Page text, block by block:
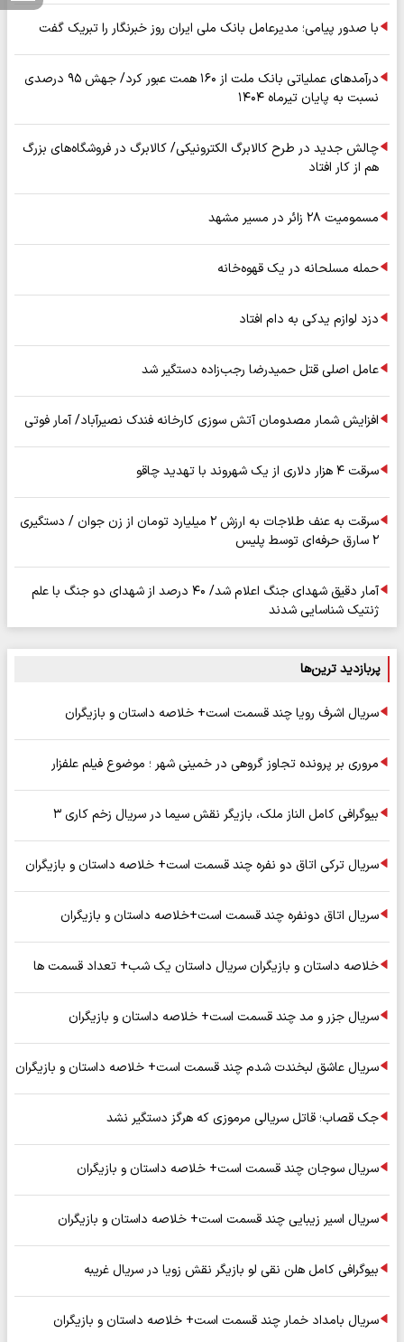
با صدور پیامی؛ مدیرعامل بانک ملی ایران روز خبرنگار را تبریک گفت
درآمدهای عملیاتی بانک ملت از ۱۶۰ همت عبور کرد/ جهش ۹۵ درصدی
نسبت به پایان تیرماه ۱۴۰۴
چالش جدید در طرح کالابرگ الکترونیکی/ کالابرگ در فروشگاه‌های بزرگ
هم از کار افتاد
مسمومیت ۲۸ زائر در مسیر مشهد
حمله مسلحانه در یک قهوه‌خانه
دزد لوازم یدکی به دام افتاد
عامل اصلی قتل حمیدرضا رجب‌زاده دستگیر شد
افزایش شمار مصدومان آتش سوزی کارخانه فندک نصیرآباد/ آمار فوتی
سرقت ۴ هزار دلاری از یک شهروند با تهدید چاقو
سرقت به عنف طلاجات به ارزش ۲ میلیارد تومان از زن جوان / دستگیری
۲ سارق حرفه‌ای توسط پلیس
آمار دقیق شهدای جنگ اعلام شد/ ۴۰ درصد از شهدای دو جنگ با علم
ژنتیک شناسایی شدند
پربازدید ترین‌ها
سریال اشرف رویا چند قسمت است+ خلاصه داستان و بازیگران
مروری بر پرونده تجاوز گروهی در خمینی شهر ؛ موضوع فیلم علفزار
بیوگرافی کامل الناز ملک، بازیگر نقش سیما در سریال زخم کاری ۳
سریال ترکی اتاق دو نفره چند قسمت است+ خلاصه داستان و بازیگران
سریال اتاق دونفره چند قسمت است+خلاصه داستان و بازیگران
خلاصه داستان و بازیگران سریال داستان یک شب+ تعداد قسمت ها
سریال جزر و مد چند قسمت است+ خلاصه داستان و بازیگران
سریال عاشق لبخندت شدم چند قسمت است+ خلاصه داستان و بازیگران
جک قصاب؛ قاتل سریالی مرموزی که هرگز دستگیر نشد
سریال سوجان چند قسمت است+ خلاصه داستان و بازیگران
سریال اسیر زیبایی چند قسمت است+ خلاصه داستان و بازیگران
بیوگرافی کامل هلن نقی لو بازیگر نقش زویا در سریال غریبه
سریال بامداد خمار چند قسمت است+ خلاصه داستان و بازیگران